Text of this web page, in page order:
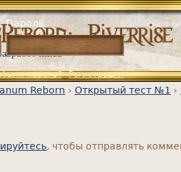
to navigation
Reborn › Открытый тест №1 ›
, чтобы отправлять
Пароль
Регистрация
пароль?